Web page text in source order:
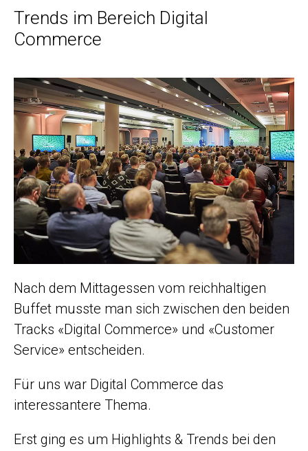
Trends im Bereich Digital
Commerce
Nach dem Mittagessen vom reichhaltigen
Buffet musste man sich zwischen den beiden
Tracks «Digital Commerce» und «Customer
Service» entscheiden.
Für uns war Digital Commerce das
interessantere Thema.
Erst ging es um Highlights & Trends bei den